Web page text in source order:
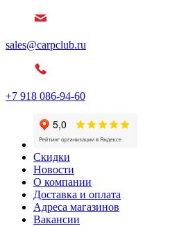
sales@carpclub.ru
+7 918 086-94-60
Скидки
Новости
О компании
Доставка и оплата
Адреса магазинов
Вакансии